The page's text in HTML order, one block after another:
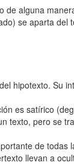
de alguna
se aparta del
hipotexto. Su
es satírico
texto, pero se
de todas
llevan a